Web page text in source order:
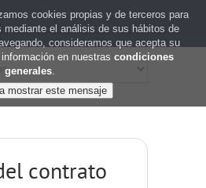
contrato
cookies propias y de terceros para
mediante el análisis de sus hábitos de
consideramos que acepta su
en nuestras condiciones
generales.